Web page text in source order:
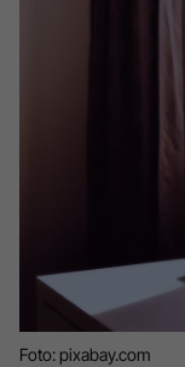
Ropaži
Salaspils
Foto: pixabay.com